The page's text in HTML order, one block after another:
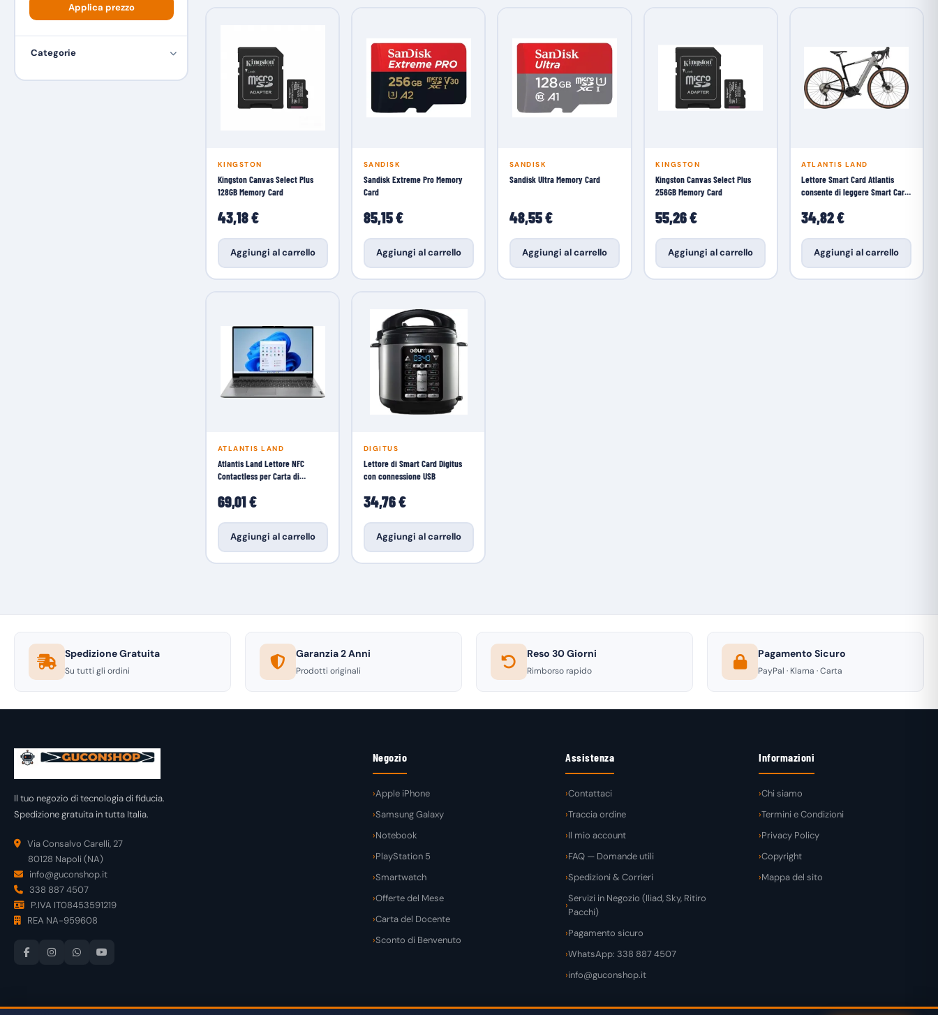
Applica prezzo
Categorie
KINGSTON
Kingston Canvas Select Plus
128GB Memory Card
43,18 €
Aggiungi al carrello
SANDISK
Sandisk Extreme Pro Memory
Card
85,15 €
Aggiungi al carrello
SANDISK
Sandisk Ultra Memory Card
48,55 €
Aggiungi al carrello
KINGSTON
Kingston Canvas Select Plus
256GB Memory Card
55,26 €
Aggiungi al carrello
ATLANTIS LAND
Lettore Smart Card Atlantis
consente di leggere Smart Card
34,82 €
Aggiungi al carrello
ATLANTIS LAND
Atlantis Land Lettore NFC
Contactless per Carta di
69,01 €
Aggiungi al carrello
DIGITUS
Lettore di Smart Card Digitus
con connessione USB
34,76 €
Aggiungi al carrello
Spedizione Gratuita
Su tutti gli ordini
Garanzia 2 Anni
Prodotti originali
Reso 30 Giorni
Rimborso rapido
Pagamento Sicuro
PayPal · Klarna · Carta
Il tuo negozio di tecnologia di fiducia.
Spedizione gratuita in tutta Italia.
Via Consalvo Carelli, 27
80128 Napoli (NA)
info@guconshop.it
338 887 4507
P.IVA IT08453591219
REA NA-959608
Negozio
Apple iPhone
Samsung Galaxy
Notebook
PlayStation 5
Smartwatch
Offerte del Mese
Carta del Docente
Sconto di Benvenuto
Assistenza
Contattaci
Traccia ordine
Il mio account
FAQ — Domande utili
Spedizioni & Corrieri
Servizi in Negozio (Iliad, Sky, Ritiro
Pacchi)
Pagamento sicuro
WhatsApp: 338 887 4507
info@guconshop.it
Informazioni
Chi siamo
Termini e Condizioni
Privacy Policy
Copyright
Mappa del sito